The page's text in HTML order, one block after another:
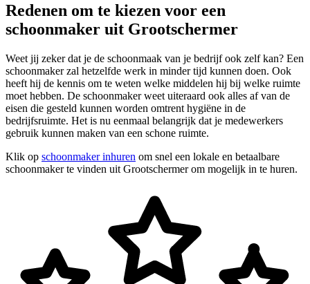
Redenen om te kiezen voor een
schoonmaker uit Grootschermer
Weet jij zeker dat je de schoonmaak van je bedrijf ook zelf kan? Een
schoonmaker zal hetzelfde werk in minder tijd kunnen doen. Ook
heeft hij de kennis om te weten welke middelen hij bij welke ruimte
moet hebben. De schoonmaker weet uiteraard ook alles af van de
eisen die gesteld kunnen worden omtrent hygiëne in de
bedrijfsruimte. Het is nu eenmaal belangrijk dat je medewerkers
gebruik kunnen maken van een schone ruimte.
Klik op schoonmaker inhuren om snel een lokale en betaalbare
schoonmaker te vinden uit Grootschermer om mogelijk in te huren.